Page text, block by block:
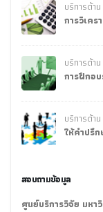
บริการด้าน
การวิเค
บริการด้าน
การฝึกอ
บริการด้าน
ให้คำปรึก
สอบถามข้อมูล
ศูนย์บริการวิจัย มห